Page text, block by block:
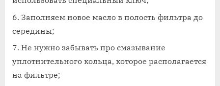
Заполняем новое масло в полость фильтра до
середины;
Не нужно забывать про смазывание
уплотнительного кольца, которое располагается
на фильтре;